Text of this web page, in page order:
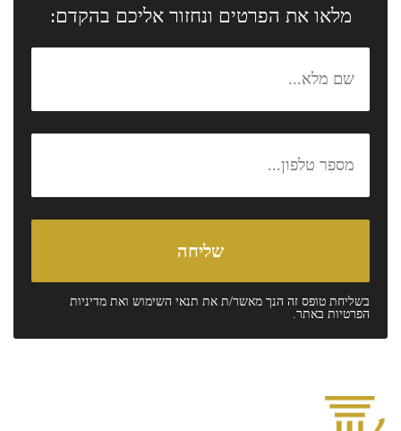
מלאו את הפרטים ונחזור אליכם בהקדם:
בשליחת טופס זה הנך מאשר/ת את תנאי השימוש ואת מדיניות
הפרטיות באתר.